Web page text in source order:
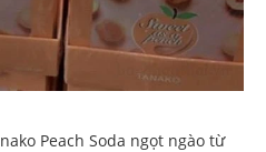
Peach Soda ngọt ngào từ